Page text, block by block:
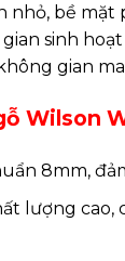
nhỏ, bề mặt
sinh
gian
Wilson
8mm,
lượng